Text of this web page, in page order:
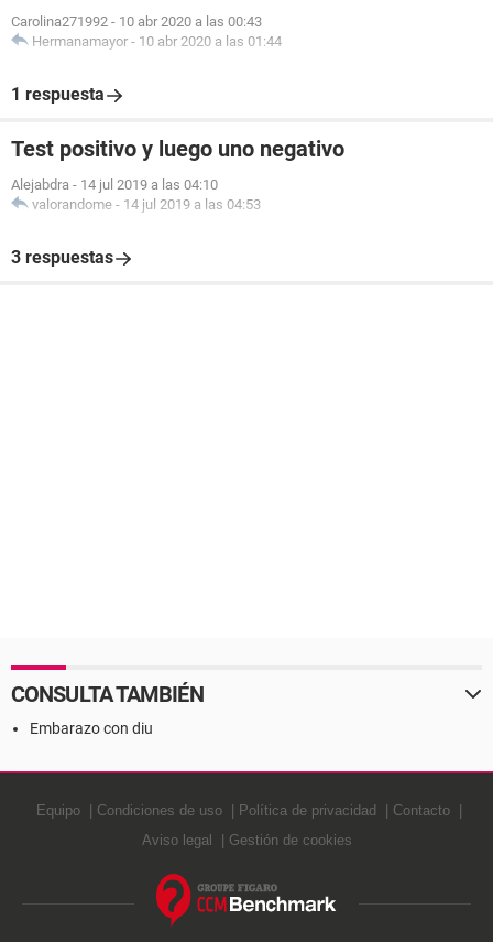
Carolina271992 - 10 abr 2020 a las 00:43
Hermanamayor - 10 abr 2020 a las 01:44
1 respuesta
Test positivo y luego uno negativo
Alejabdra - 14 jul 2019 a las 04:10
valorandome - 14 jul 2019 a las 04:53
3 respuestas
CONSULTA TAMBIÉN
Embarazo con diu
Equipo Condiciones de uso Política de privacidad
Contacto
Aviso legal
Gestión de cookies